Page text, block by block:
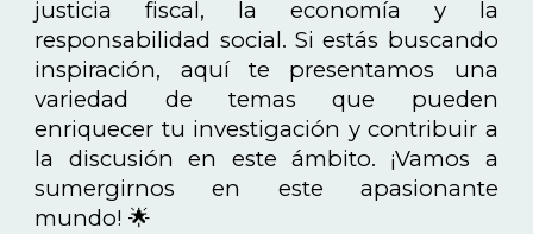
justicia fiscal, la economía y la
responsabilidad social. Si estás buscando
inspiración, aquí te presentamos una
variedad de temas que pueden
enriquecer tu investigación y contribuir a
la discusión en este ámbito. ¡Vamos a
sumergirnos en este apasionante
mundo! 🌟